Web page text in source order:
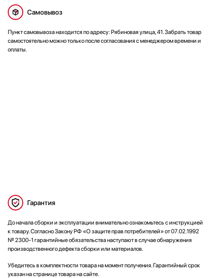
Самовывоз
Пункт самовывоза находится по адресу: Рябиновая улица, 41. Забрать товар
самостоятельно можно только после согласования с менеджером времени и
оплаты.
Гарантия
До начала сборки и эксплуатации внимательно ознакомьтесь с инструкцией
к товару. Согласно Закону РФ «О защите прав потребителей» от 07.02.1992
№ 2300-1 гарантийные обязательства наступают в случае обнаружения
производственного дефекта сборки или материалов.
Убедитесь в комплектности товара на момент получения. Гарантийный срок
указан на странице товара на сайте.